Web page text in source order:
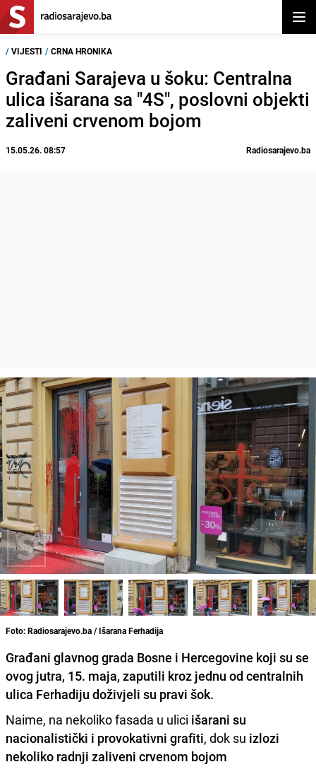
/ VIJESTI / CRNA HRONIKA
Građani Sarajeva u šoku: Centralna
ulica išarana sa "4S", poslovni objekti
zaliveni crvenom bojom
15.05.26. 08:57 Radiosarajevo.ba
Foto: Radiosarajevo.ba / Išarana Ferhadija
Građani glavnog grada Bosne i Hercegovine koji su se
ovog jutra, 15. maja, zaputili kroz jednu od centralnih
ulica Ferhadiju doživjeli su pravi šok.
Naime, na nekoliko fasada u ulici išarani su
nacionalistički i provokativni grafiti, dok su izlozi
nekoliko radnji zaliveni crvenom bojom